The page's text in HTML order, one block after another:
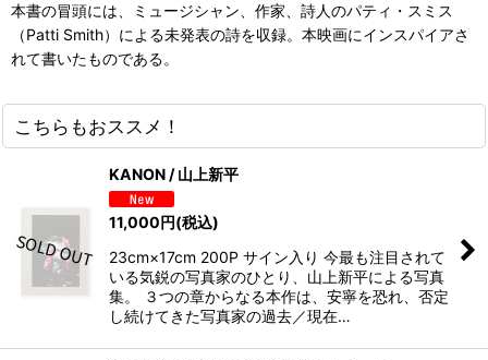
本書の冒頭には、ミュージシャン、作家、詩人のパティ・スミス
（Patti Smith）による未発表の詩を収録。本映画にインスパイアさ
れて書いたものである。
こちらもおススメ！
KANON / 山上新平
11,000円(税込)
23cm×17cm 200P サイン入り 今最も注目されて
いる気鋭の写真家のひとり、山上新平による写真
集。 ３つの章からなる本作は、安寧を恐れ、否定
し続けてきた写真家の過去／現在…